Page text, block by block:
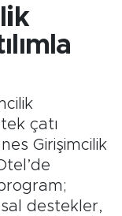
çatı
Girişimcilik
destekler,